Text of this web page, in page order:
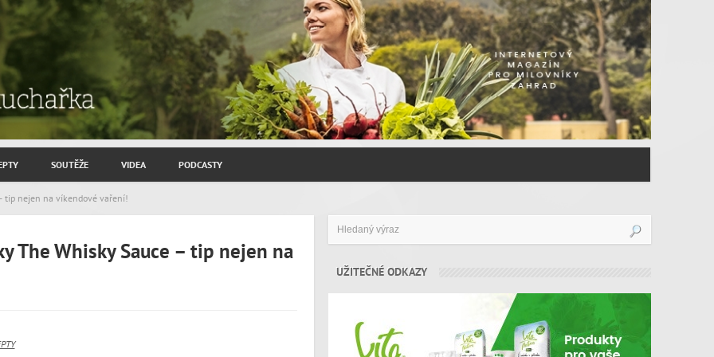
SOUTĚŽE VIDEA PODCASTY
ZAJÍMAVÍ HOSTÉ
tip nejen na víkendové vaření!
The Whisky Sauce – tip nejen na
UŽITEČNÉ ODKAZY